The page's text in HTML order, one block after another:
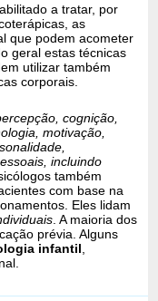
a tratar, por
as
que podem acometer
geral estas técnicas
utilizar também
corporais.
cognição,
motivação,
incluindo
também
com base na
Eles lidam
. A maioria dos
prévia. Alguns
infantil